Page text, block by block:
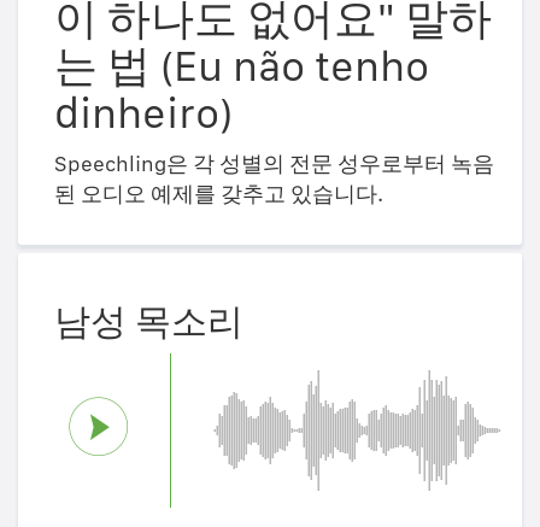
이 하나도 없어요" 말하
는 법 (Eu não tenho
dinheiro)
Speechling은 각 성별의 전문 성우로부터 녹음
된 오디오 예제를 갖추고 있습니다.
남성 목소리